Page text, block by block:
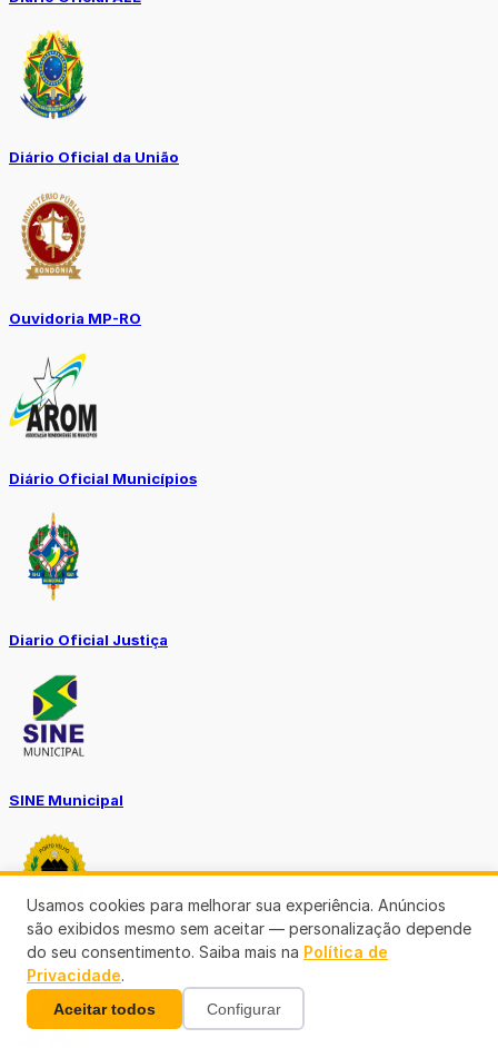
Diário Oficial da União
Ouvidoria MP-RO
Diário Oficial Municípios
Diario Oficial Justiça
SINE Municipal
Transparência Porto Velho
Usamos cookies para melhorar sua experiência. Anúncios
são exibidos mesmo sem aceitar — personalização depende
do seu consentimento. Saiba mais na Política de
Privacidade.
Aceitar todos Configurar